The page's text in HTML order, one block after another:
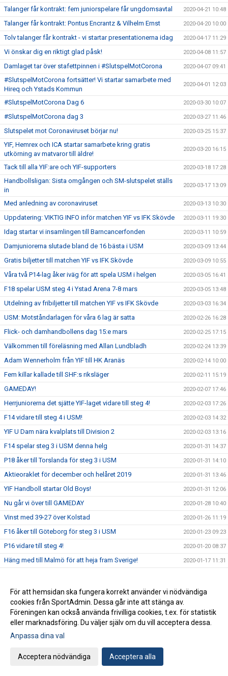
Talanger får kontrakt: fem juniorspelare får ungdomsavtal 2020-04-21 10:48
Talanger får kontrakt: Pontus Encrantz & Vilhelm Ernst 2020-04-20 10:00
Tolv talanger får kontrakt - vi startar presentationerna idag 2020-04-17 11:29
Vi önskar dig en riktigt glad påsk! 2020-04-08 11:57
Damlaget tar över stafettpinnen i #SlutspelMotCorona 2020-04-07 09:41
#SlutspelMotCorona fortsätter! Vi startar samarbete med
Hireq och Ystads Kommun
2020-04-01 12:03
#SlutspelMotCorona Dag 6 2020-03-30 10:07
#SlutspelMotCorona dag 3 2020-03-27 11:46
Slutspelet mot Coronaviruset börjar nu! 2020-03-25 15:37
YIF, Hemrex och ICA startar samarbete kring gratis
utkörning av matvaror till äldre!
2020-03-20 16:15
Tack till alla YIF:are och YIF-supporters 2020-03-18 17:28
Handbollsligan: Sista omgången och SM-slutspelet ställs
in
2020-03-17 13:09
Med anledning av coronaviruset 2020-03-13 10:30
Uppdatering: VIKTIG INFO inför matchen YIF vs IFK Skövde 2020-03-11 19:30
Idag startar vi insamlingen till Barncancerfonden 2020-03-11 10:59
Damjuniorerna slutade bland de 16 bästa i USM 2020-03-09 13:44
Gratis biljetter till matchen YIF vs IFK Skövde 2020-03-09 10:55
Våra två P14-lag åker iväg för att spela USM i helgen 2020-03-05 16:41
F18 spelar USM steg 4 i Ystad Arena 7-8 mars 2020-03-05 13:48
Utdelning av fribiljetter till matchen YIF vs IFK Skövde 2020-03-03 16:34
USM: Motståndarlagen för våra 6 lag är satta 2020-02-26 16:28
Flick- och damhandbollens dag 15:e mars 2020-02-25 17:15
Välkommen till föreläsning med Allan Lundbladh 2020-02-24 13:39
Adam Wennerholm från YIF till HK Aranäs 2020-02-14 10:00
Fem killar kallade till SHF:s riksläger 2020-02-11 15:19
GAMEDAY! 2020-02-07 17:46
Herrjuniorerna det sjätte YIF-laget vidare till steg 4! 2020-02-03 17:26
F14 vidare till steg 4 i USM! 2020-02-03 14:32
YIF U Dam nära kvalplats till Division 2 2020-02-03 13:16
F14 spelar steg 3 i USM denna helg 2020-01-31 14:37
P18 åker till Torslanda för steg 3 i USM 2020-01-31 14:10
Aktieoraklet för december och helåret 2019 2020-01-31 13:46
YIF Handboll startar Old Boys! 2020-01-31 12:06
Nu går vi över till GAMEDAY 2020-01-28 10:40
Vinst med 39-27 över Kolstad 2020-01-26 11:19
F16 åker till Göteborg för steg 3 i USM 2020-01-23 09:23
P16 vidare till steg 4! 2020-01-20 08:37
Häng med till Malmö för att heja fram Sverige! 2020-01-17 11:31
P16 åker till Eslöv för steg 3 i USM 2020-01-15 13:23
Näst sista resultatet i Aktieoraklet 2020-01-13 16:56
F18 klara för steg 4 i USM!
Bägge P14-lagen blev gruppettor i USM steg 3
Sex YIF-pågar kallade till träningsdag med U18-landslaget
Idag startar EM2020!
För att hemsidan ska fungera korrekt använder vi nödvändiga
cookies från SportAdmin. Dessa går inte att stänga av.
Föreningen kan också använda frivilliga cookies, t.ex. för statistik
eller marknadsföring. Du väljer själv om du vill acceptera dessa.
Anpassa dina val
Acceptera nödvändiga Acceptera alla